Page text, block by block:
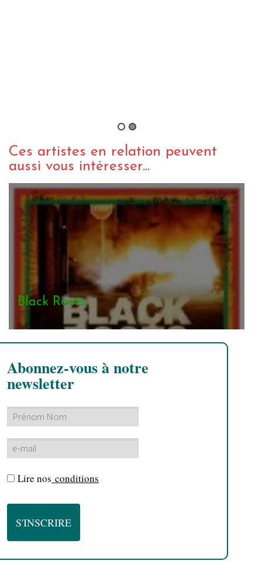
Ces artistes en relation peuvent
aussi vous intéresser...
Black Roots
Abonnez-vous à notre
newsletter
Lire nos conditions